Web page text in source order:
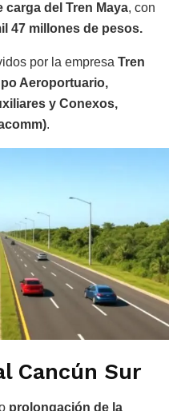
carga del Tren Maya, con
47 millones de pesos.
por la empresa Tren
Aeroportuario,
y Conexos,
.
Cancún Sur
prolongación de la